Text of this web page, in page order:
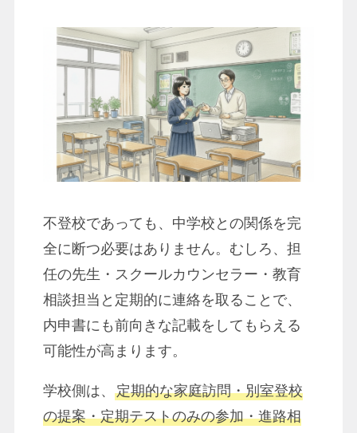
不登校であっても、中学校との関係を完
全に断つ必要はありません。むしろ、担
任の先生・スクールカウンセラー・教育
相談担当と定期的に連絡を取ることで、
内申書にも前向きな記載をしてもらえる
可能性が高まります。
学校側は、 定期的な家庭訪問・別室登校
の提案・定期テストのみの参加・進路相